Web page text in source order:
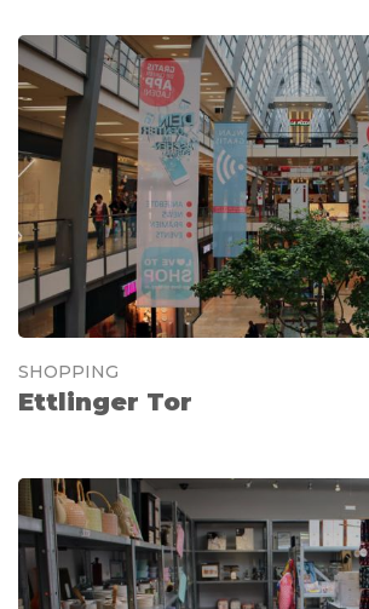
SHOPPING
Ettlinger Tor